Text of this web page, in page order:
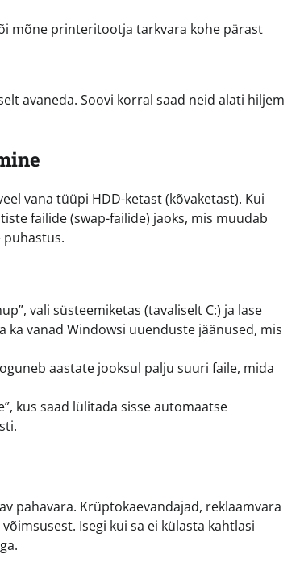
mõne printeritootja tarkvara kohe pärast
avaneda. Soovi korral saad neid alati hiljem
vana tüüpi HDD-ketast (kõvaketast). Kui
failide (swap-failide) jaoks, mis muudab
puhastus.
vali süsteemiketas (tavaliselt C:) ja lase
ka vanad Windowsi uuenduste jäänused, mis
aastate jooksul palju suuri faile, mida
kus saad lülitada sisse automaatse
pahavara. Krüptokaevandajad, reklaamvara
Isegi kui sa ei külasta kahtlasi